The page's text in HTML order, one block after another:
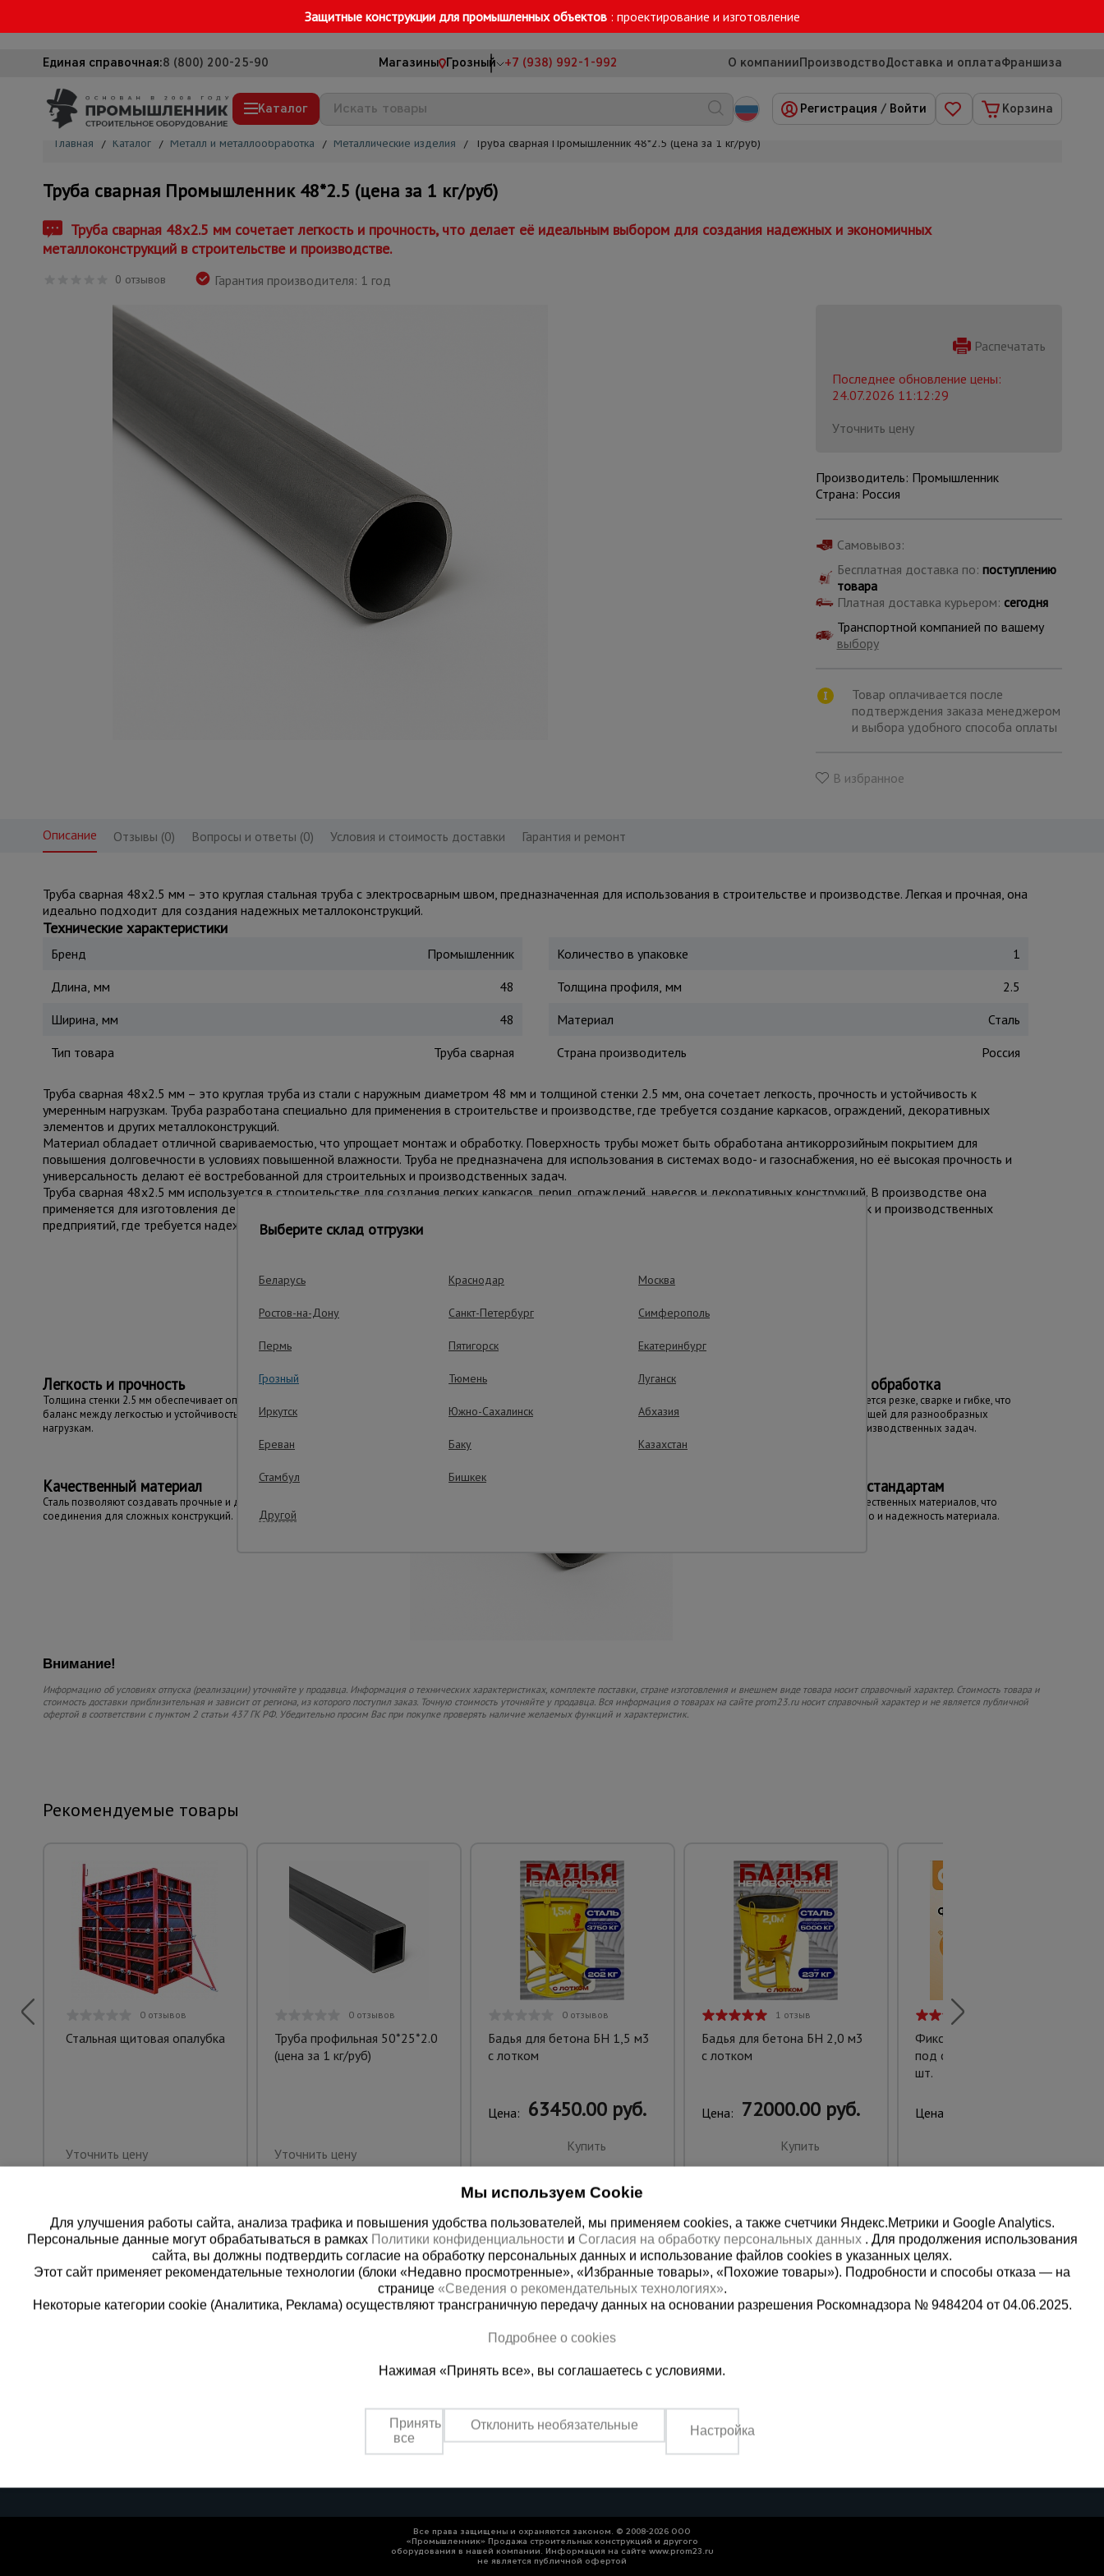
Защитные конструкции для промышленных объектов : проектирование и изготовление
Единая справочная:8 (800) 200-25-90 Магазины Грозный +7 (938) 992-1-992 О компанииПроизводствоДоставка и оплатаФраншиза
Каталог
Вышки-туры
Подмости строительные
Сетка, тенты, брезенты
Строительные подъемники
Мусоропровод строительный
Фанера ламинированная
Вибротехника для строительства
Оборудование для работы с арматурой
Оборудование для бетонных работ
Техника для склада
Тачки строительные и садовые
Лестницы и стремянки
Регистрация / Войти Корзина
Главная / Каталог / Металл и металлообработка / Металлические изделия / Труба сварная Промышленник 48*2.5 (цена за 1 кг/руб)
Труба сварная Промышленник 48*2.5 (цена за 1 кг/руб)
Труба сварная 48x2.5 мм сочетает легкость и прочность, что делает её идеальным выбором для создания надежных и экономичных
металлоконструкций в строительстве и производстве.
0 отзывов Гарантия производителя: 1 год
Распечатать
Последнее обновление цены:
24.07.2026 11:12:29
Уточнить цену
Производитель: Промышленник
Страна: Россия
Самовывоз:
Бесплатная доставка по: поступлению
товара
Платная доставка курьером: сегодня
Транспортной компанией по вашему
выбору
Товар оплачивается после
подтверждения заказа менеджером
и выбора удобного способа оплаты
В избранное
Описание Отзывы (0) Вопросы и ответы (0) Условия и стоимость доставки Гарантия и ремонт
Труба сварная 48x2.5 мм – это круглая стальная труба с электросварным швом, предназначенная для использования в строительстве и производстве. Легкая и прочная, она
идеально подходит для создания надежных металлоконструкций.
Технические характеристики
Бренд
Промышленник
Длина, мм
48
Ширина, мм
48
Тип товара
Труба сварная
Количество в упаковке
1
Толщина профиля, мм
2.5
Материал
Сталь
Страна производитель
Россия
Труба сварная 48x2.5 мм – это круглая труба из стали с наружным диаметром 48 мм и толщиной стенки 2.5 мм, она сочетает легкость, прочность и устойчивость к
умеренным нагрузкам. Труба разработана специально для применения в строительстве и производстве, где требуется создание каркасов, ограждений, декоративных
элементов и других металлоконструкций.
Материал обладает отличной свариваемостью, что упрощает монтаж и обработку. Поверхность трубы может быть обработана антикоррозийным покрытием для
повышения долговечности в условиях повышенной влажности. Труба не предназначена для использования в системах водо- и газоснабжения, но её высокая прочность и
универсальность делают её востребованной для строительных и производственных задач.
Труба сварная 48x2.5 мм используется в строительстве для создания легких каркасов, перил, ограждений, навесов и декоративных конструкций. В производстве она
применяется для изготовления деталей, рам оборудования и элементов мебели. Подходит для ремонтных мастерских, строительных площадок и производственных
предприятий, где требуется надежный и легкий материал.
Легкость и прочность
Толщина стенки 2.5 мм обеспечивает оптимальный
баланс между легкостью и устойчивостью к умеренным
нагрузкам.
Качественный материал
Сталь позволяют создавать прочные и долговечные
соединения для сложных конструкций.
Универсальная обработка
Труба легко поддается резке, сварке и гибке, что
делает её подходящей для разнообразных
строительных и производственных задач.
Соответствие стандартам
Изготовлена из качественных материалов, что
гарантирует качество и надежность материала.
Внимание!
Информацию об условиях отпуска (реализации) уточняйте у продавца. Информация о технических характеристиках, комплекте поставки, стране изготовления и внешнем виде товара носит справочный характер. Стоимость товара и
стоимость доставки приблизительная и зависит от региона, из которого поступил заказ. Точную стоимость уточняйте у продавца. Вся информация о товарах на сайте prom23.ru носит справочный характер и не является публичной
офертой в соответствии с пунктом 2 статьи 437 ГК РФ. Убедительно просим Вас при покупке проверять наличие желаемых функций и характеристик.
Рекомендуемые товары
0 отзывов
Стальная щитовая опалубка
Уточнить цену
0 отзывов
Труба профильная 50*25*2.0
(цена за 1 кг/руб)
Уточнить цену
0 отзывов
Бадья для бетона БН 1,5 м3
с лотком
Цена: 63450.00 руб.
Купить
1 отзыв
Бадья для бетона БН 2,0 м3
с лотком
Цена: 72000.00 руб.
Купить
Фиксатор арматуры стульчик
под сыпучий грунт ФС 30 250
шт.
Цена:
8 (800) 200-25-90
бесплатно по России
+7 (938) 992-1-992
Пн-Пт: с 9:00 до 17:30,
Все права защищены и охраняются законом. © 2008-2026 ООО
«Промышленник» Продажа строительных конструкций и другого
оборудования в нашей компании. Информация на сайте www.prom23.ru
не является публичной офертой
Выберите склад отгрузки
Беларусь Краснодар Москва
Ростов-на-Дону Санкт-Петербург Симферополь
Пермь Пятигорск Екатеринбург
Грозный Тюмень Луганск
Иркутск Южно-Сахалинск Абхазия
Ереван Баку Казахстан
Стамбул Бишкек
Другой
Мы используем Cookie
Для улучшения работы сайта, анализа трафика и повышения удобства пользователей, мы применяем cookies, а также счетчики Яндекс.Метрики и Google Analytics.
Персональные данные могут обрабатываться в рамках Политики конфиденциальности и Согласия на обработку персональных данных . Для продолжения использования
сайта, вы должны подтвердить согласие на обработку персональных данных и использование файлов cookies в указанных целях.
Этот сайт применяет рекомендательные технологии (блоки «Недавно просмотренные», «Избранные товары», «Похожие товары»). Подробности и способы отказа — на
странице «Сведения о рекомендательных технологиях».
Некоторые категории cookie (Аналитика, Реклама) осуществляют трансграничную передачу данных на основании разрешения Роскомнадзора № 9484204 от 04.06.2025.
Подробнее о cookies
Нажимая «Принять все», вы соглашаетесь с условиями.
Принять
все
Отклонить необязательные Настройка